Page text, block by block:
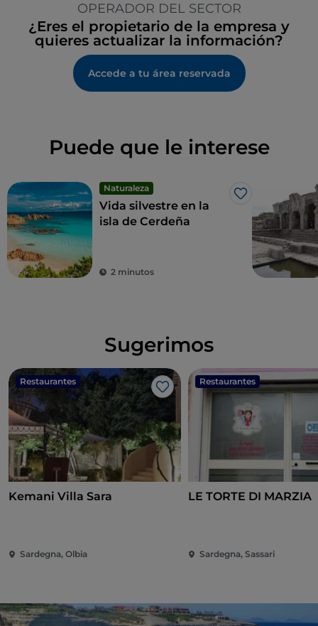
OPERADOR DEL SECTOR
¿Eres el propietario de la empresa y
quieres actualizar la información?
Accede a tu área reservada
Puede que le interese
Naturaleza
Me gusta
Vida silvestre en la
isla de Cerdeña
2 minutos
Sugerimos
Restaurantes
Me gusta
Kemani Villa Sara
Sardegna, Olbia
Restaurantes
LE TORTE DI MARZIA
Sardegna, Sassari